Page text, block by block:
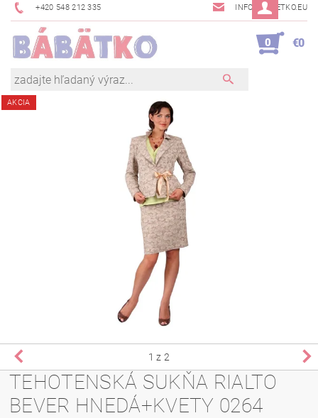
+420 548 212 335 INFO@BABETKO.EU
0 €0
AKCIA
1 z 2
TEHOTENSKÁ SUKŇA RIALTO
BEVER HNEDÁ+KVETY 0264